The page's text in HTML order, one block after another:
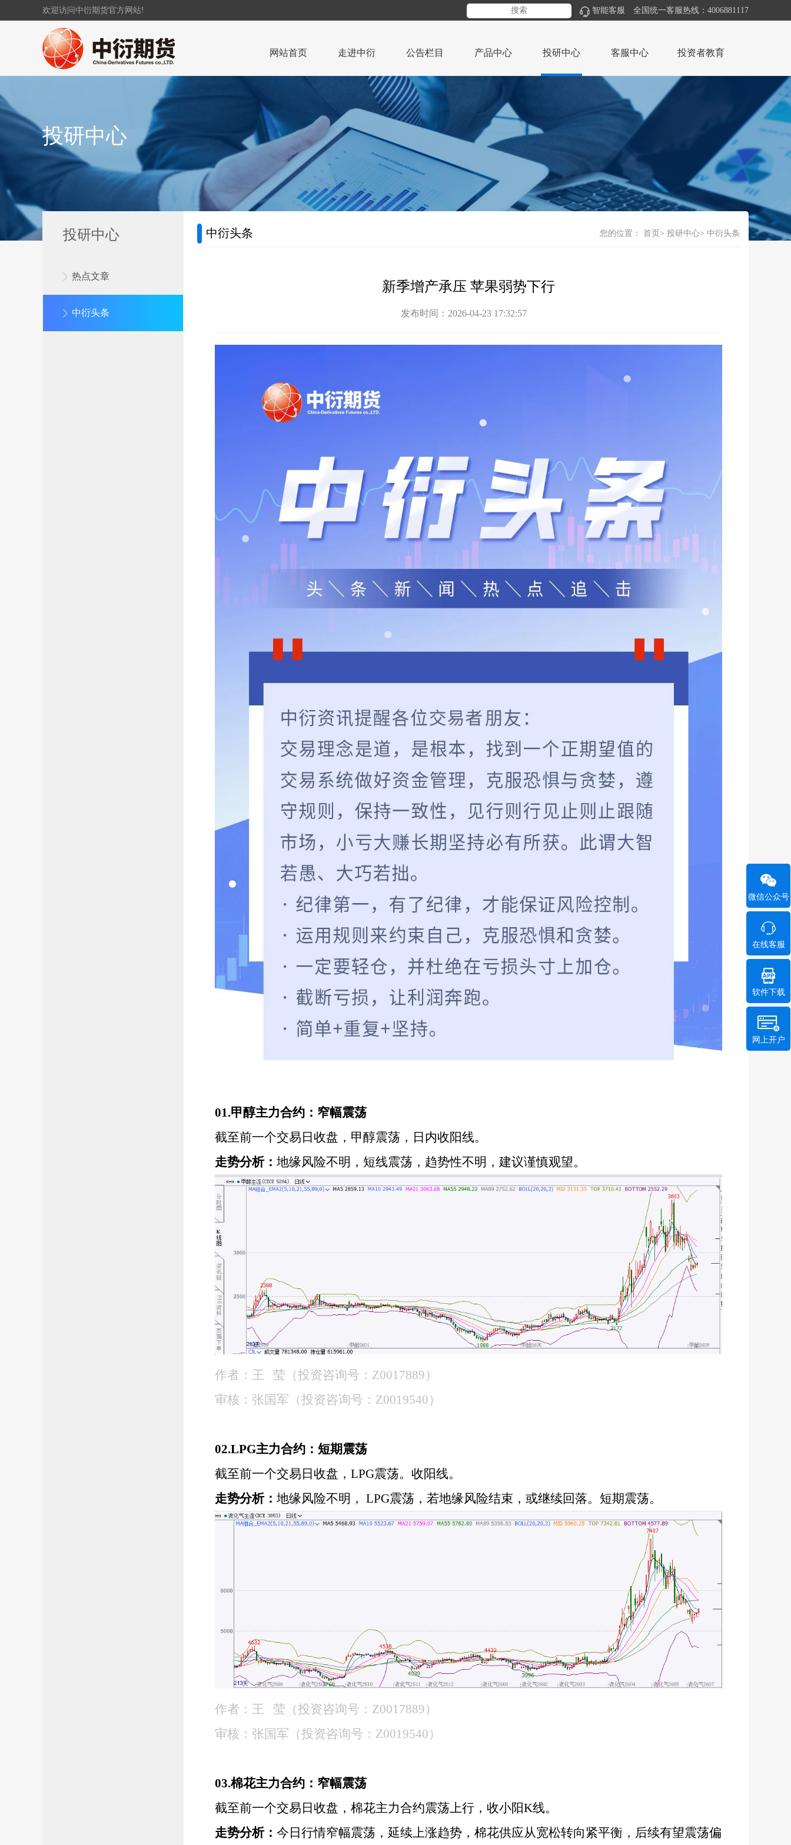
欢迎访问中衍期货官方网站! 智能客服 全国统一客服热线：4006881117
网站首页 走进中衍 公告栏目 产品中心 投研中心 客服中心 投资者教育
投研中心
投研中心
热点文章
中衍头条
中衍头条 您的位置： 首页 投研中心 中衍头条
新季增产承压 苹果弱势下行
发布时间：2026-04-23 17:32:57
01.甲醇主力合约：窄幅震荡
截至前一个交易日收盘，甲醇震荡，日内收阳线。
走势分析： 地缘风险不明，短线震荡，趋势性不明，建议谨慎观望。
作者：王 莹（投资咨询号： Z0017889）
审核：张国军（投资咨询号： Z0019540）
02.LPG主力合约：短期震荡
截至前一个交易日收盘， LPG震荡。收阳线。
走势分析： 地缘风险不明， LPG震荡，若地缘风险结束，或继续回落。短期震荡。
作者：王 莹（投资咨询号： Z0017889）
审核：张国军（投资咨询号： Z0019540）
03.棉花主力合约：窄幅震荡
截至前一个交易日收盘，棉花主力合约震荡上行，收小阳K线。
走势分析： 今日行情窄幅震荡，延续上涨趋势，棉花供应从宽松转向紧平衡，后续有望震荡偏
微信公众号
在线客服
软件下载
网上开户